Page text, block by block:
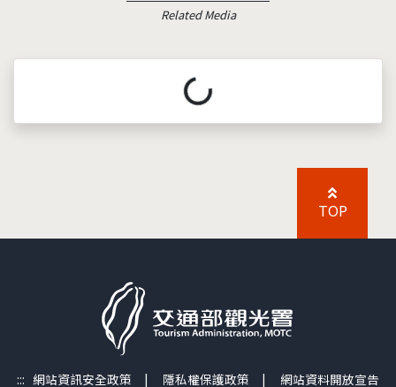
Related Media
載入中...
TOP
::: 網站資訊安全政策 | 隱私權保護政策 | 網站資料開放宣告